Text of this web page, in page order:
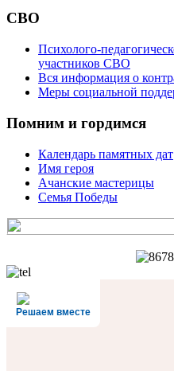
СВО
Психолого-
участников СВО
Вся информация о
Меры социальной
Помним и гордимся
Календарь памятных дат
Имя героя
Ачанские мастерицы
Семья Победы
Решаем вместе